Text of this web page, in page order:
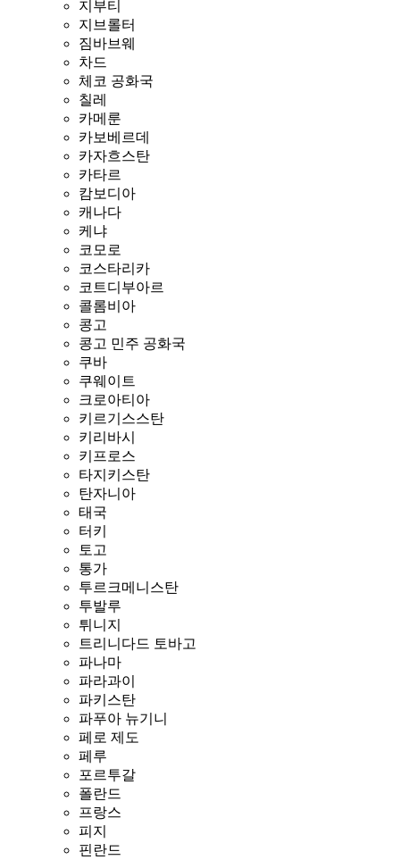
지부티
지브롤터
짐바브웨
차드
체코 공화국
칠레
카메룬
카보베르데
카자흐스탄
카타르
캄보디아
캐나다
케냐
코모로
코스타리카
코트디부아르
콜롬비아
콩고
콩고 민주 공화국
쿠바
쿠웨이트
크로아티아
키르기스스탄
키리바시
키프로스
타지키스탄
탄자니아
태국
터키
토고
통가
투르크메니스탄
투발루
튀니지
트리니다드 토바고
파나마
파라과이
파키스탄
파푸아 뉴기니
페로 제도
페루
포르투갈
폴란드
프랑스
피지
핀란드